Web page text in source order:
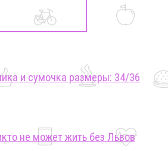
и сумочка размеры: 34/36
не может жить без Львов